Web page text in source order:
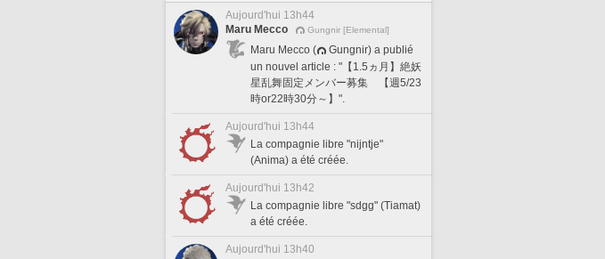
Aujourd'hui 13h44
Maru Mecco
Gungnir [Elemental]
Maru Mecco (
Gungnir) a publié
un nouvel article : "【1.5ヵ月】絶妖
星乱舞固定メンバー募集 【週5/23
時or22時30分～】".
Aujourd'hui 13h44
La compagnie libre "nijntje"
(Anima) a été créée.
Aujourd'hui 13h42
La compagnie libre "sdgg" (Tiamat)
a été créée.
Aujourd'hui 13h40